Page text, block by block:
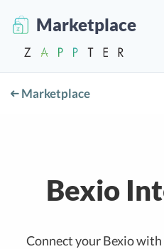
Marketplace
Marketplace
Bexio
Connect your Bexio